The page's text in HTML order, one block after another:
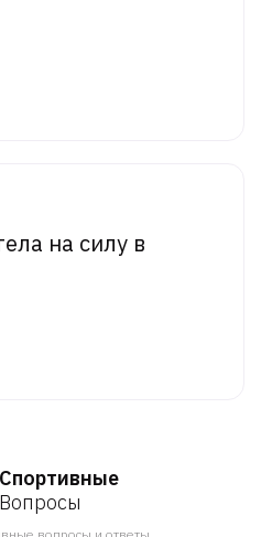
на силу в
Спортивные
Вопросы